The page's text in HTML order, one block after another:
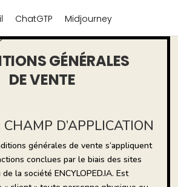
ChatGTP
Midjourney
GÉNÉRALES
DE VENTE
D’APPLICATION
générales de vente s’appliquent
conclues par le biais des sites
la société ENCYLOPED.IA. Est